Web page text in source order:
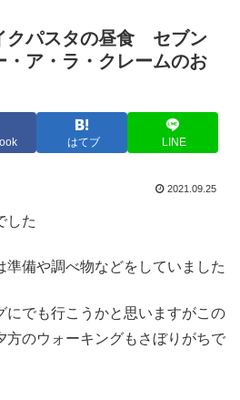
クパスタの昼食 セブン
・ア・ラ・クレームのお
はてブ LINE
2021.09.25
した
準備や調べ物などをしていました
にでも行こうかと思いますがこの
方のウォーキングもさぼりがちで